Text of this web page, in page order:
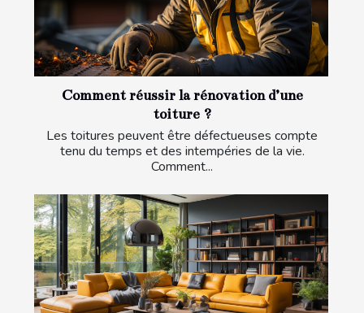
Comment réussir la rénovation d’une
toiture ?
Les toitures peuvent être défectueuses compte
tenu du temps et des intempéries de la vie.
Comment...